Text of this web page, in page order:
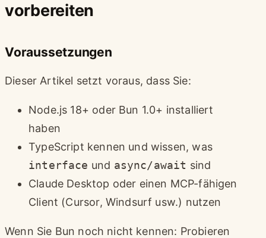
vorbereiten
Voraussetzungen
Dieser Artikel setzt voraus, dass Sie:
Node.js 18+ oder Bun 1.0+ installiert
haben
TypeScript kennen und wissen, was
interface und async/await sind
Claude Desktop oder einen MCP-fähigen
Client (Cursor, Windsurf usw.) nutzen
Wenn Sie Bun noch nicht kennen: Probieren